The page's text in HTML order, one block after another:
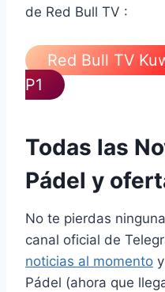
de Red Bull TV :
Red Bull TV
P1
Todas las
Pádel y
No te pierdas
canal oficial de
noticias al momento
Pádel (ahora que